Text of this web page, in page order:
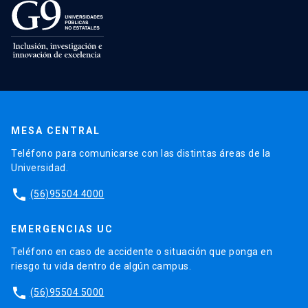
MESA CENTRAL
Teléfono para comunicarse con las distintas áreas de la
Universidad.
phone (56)95504 4000
EMERGENCIAS UC
Teléfono en caso de accidente o situación que ponga en
riesgo tu vida dentro de algún campus.
phone (56)95504 5000